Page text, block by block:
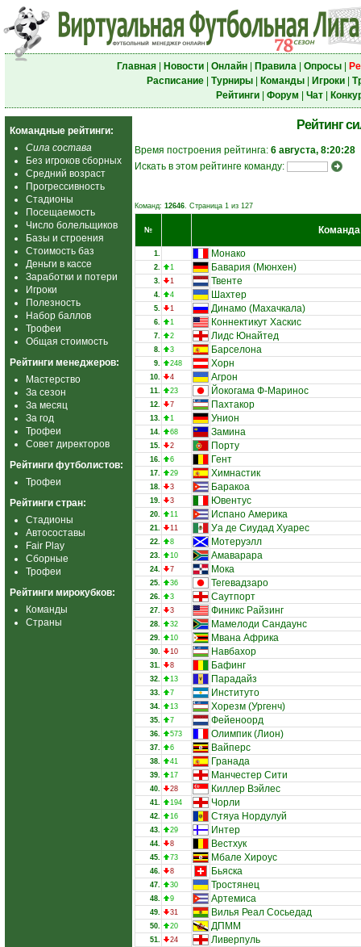
Главная| Новости| Онлайн| Правила| Опросы|
Расписание| Турниры| Команды| Игроки|
Рейтинги| Форум Чат|
Командные рейтинги:
Сила состава
Без игроков сборных
Средний возраст
Прогрессивность
Стадионы
Посещаемость
Число болельщиков
Базы и строения
Стоимость баз
Деньги в кассе
Заработки и потери
Игроки
Полезность
Набор баллов
Трофеи
Общая стоимость
Рейтинги менеджеров:
Мастерство
За сезон
За месяц
За год
Трофеи
Совет директоров
Рейтинги футболистов:
Трофеи
Рейтинги стран:
Стадионы
Автосоставы
Fair Play
Сборные
Трофеи
Рейтинги мирокубков:
Команды
Страны
Рейтинг
Время построения рейтинга: 6 августа, 8:20:28
Искать в этом рейтинге команду:
Команд: 12646. Страница 1 из 127
№ Команда
1. Монако
2. 1 Бавария (Мюнхен)
3. 1 Твенте
4. 4 Шахтер
5. 1 Динамо (Махачкала)
6. 1 Коннектикут Хаскис
7. 2 Лидс Юнайтед
8. 3 Барселона
9. 248 Хорн
10. 4 Агрон
11. 23 Йокогама Ф-Маринос
12. 7 Пахтакор
13. 1 Унион
14. 68 Замина
15. 2 Порту
16. 6 Гент
17. 29 Химнастик
18. 3 Баракоа
19. 3 Ювентус
20. 11 Испано Америка
21. 11 Уа де Сиудад Хуарес
22. 8 Мотеруэлл
23. 10 Амаварара
24. 7 Мока
25. 36 Тегевадзаро
26. 3 Саутпорт
27. 3 Финикс Райзинг
28. 32 Мамелоди Сандаунс
29. 10 Мвана Африка
30. 10 Навбахор
31. 8 Бафинг
32. 13 Парадайз
33. 7 Институто
34. 13 Хорезм (Ургенч)
35. 7 Фейеноорд
36. 573 Олимпик (Лион)
37. 6 Вайперс
38. 41 Гранада
39. 17 Манчестер Сити
40. 28 Киллер Вэйлес
41. 194 Чорли
42. 16 Стяуа Нордулуй
43. 29 Интер
44. 8 Вестхук
45. 73 Мбале Хироус
46. 8 Бьяска
47. 30 Тростянец
48. 9 Артемиса
49. 31 Вилья Реал Сосьедад
50. 20 ДПММ
51. 24 Ливерпуль